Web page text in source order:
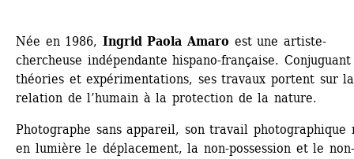
Née en 1986, Ingrid Paola Amaro est une artiste-
chercheuse indépendante hispano-française. Conjuguant
théories et expérimentations, ses travaux portent sur la
relation de l’humain à la protection de la nature.
Photographe sans appareil, son travail photographique
en lumière le déplacement, la non-possession et le non-